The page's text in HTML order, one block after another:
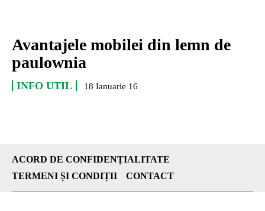
Avantajele mobilei din lemn de
paulownia
INFO UTIL 18 Ianuarie 16
ACORD DE CONFIDENȚIALITATE
TERMENI ȘI CONDIȚII
CONTACT